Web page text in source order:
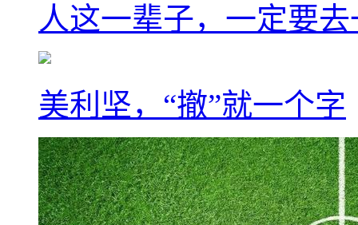
人这一辈子，一定要
美利坚，“撤”就一个字